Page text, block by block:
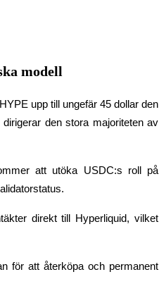
modell
upp till ungefär 45 dollar den
den stora majoriteten av
att utöka USDC:s roll på
direkt till Hyperliquid, vilket
för att återköpa och permanent